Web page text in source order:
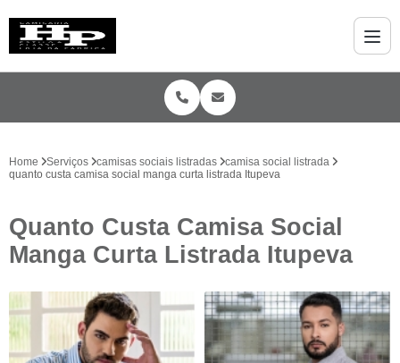
Home Serviços camisas sociais listradas
camisa social listrada
quanto custa camisa social manga curta listrada Itupeva
Quanto Custa Camisa Social
Manga Curta Listrada Itupeva